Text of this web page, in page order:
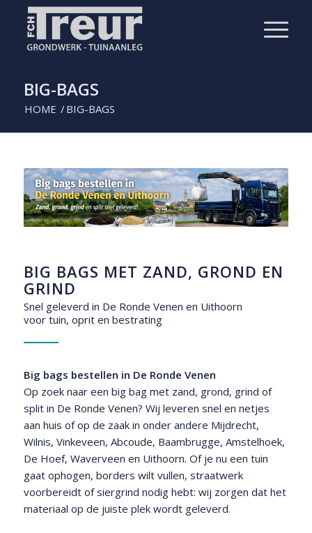
BIG-BAGS
HOME / BIG-BAGS
BIG BAGS MET ZAND, GROND EN
GRIND
Snel geleverd in De Ronde Venen en Uithoorn
voor tuin, oprit en bestrating
Big bags bestellen in De Ronde Venen
Op zoek naar een big bag met zand, grond, grind of
split in De Ronde Venen? Wij leveren snel en netjes
aan huis of op de zaak in onder andere Mijdrecht,
Wilnis, Vinkeveen, Abcoude, Baambrugge, Amstelhoek,
De Hoef, Waverveen en Uithoorn. Of je nu een tuin
gaat ophogen, borders wilt vullen, straatwerk
voorbereidt of siergrind nodig hebt: wij zorgen dat het
materiaal op de juiste plek wordt geleverd.